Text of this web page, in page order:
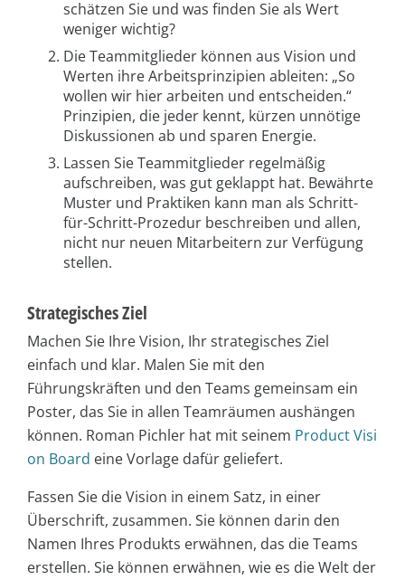
schätzen Sie und was finden Sie als Wert
weniger wichtig?
Die Teammitglieder können aus Vision und
Werten ihre Arbeitsprinzipien ableiten: „So
wollen wir hier arbeiten und entscheiden.“
Prinzipien, die jeder kennt, kürzen unnötige
Diskussionen ab und sparen Energie.
Lassen Sie Teammitglieder regelmäßig
aufschreiben, was gut geklappt hat. Bewährte
Muster und Praktiken kann man als Schritt-
für-Schritt-Prozedur beschreiben und allen,
nicht nur neuen Mitarbeitern zur Verfügung
stellen.
Strategisches Ziel
Machen Sie Ihre Vision, Ihr strategisches Ziel
einfach und klar. Malen Sie mit den
Führungskräften und den Teams gemeinsam ein
Poster, das Sie in allen Teamräumen aushängen
können. Roman Pichler hat mit seinem Product Visi
on Board eine Vorlage dafür geliefert.
Fassen Sie die Vision in einem Satz, in einer
Überschrift, zusammen. Sie können darin den
Namen Ihres Produkts erwähnen, das die Teams
erstellen. Sie können erwähnen, wie es die Welt der